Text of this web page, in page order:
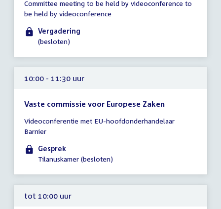
10:00
-
17:30
uur
Committee meeting to be held by videoconference to
be held by videoconference
Vergadering
(besloten)
10:00 - 11:30 uur
Vaste commissie voor Europese Zaken
vergadering
10:00
11:30
Videoconferentie met EU-hoofdonderhandelaar
Barnier
Gesprek
Tilanuskamer (besloten)
tot 10:00 uur